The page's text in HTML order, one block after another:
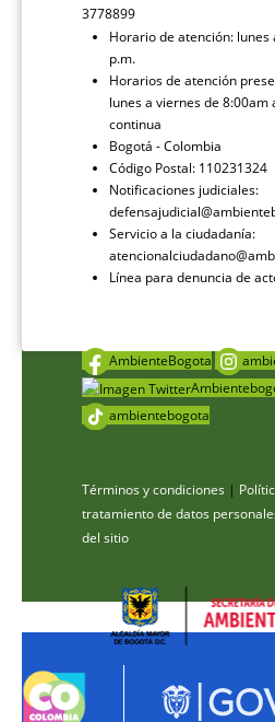
3778899
Horario de atención: lunes
p.m.
Horarios de atención
lunes a viernes de 8:00am
continua
Bogotá - Colombia
Código Postal: 110231324
Notificaciones judiciales:
Servicio a la ciudadanía:
Línea para denuncia de
AmbienteBogota
ambientebogota
Términos y condiciones |
tratamiento de datos
del sitio